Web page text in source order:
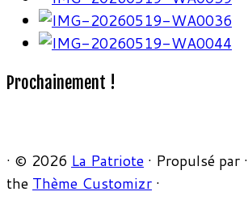
Prochainement !
· © 2026 La Patriote · Propulsé par ·
the Thème Customizr ·